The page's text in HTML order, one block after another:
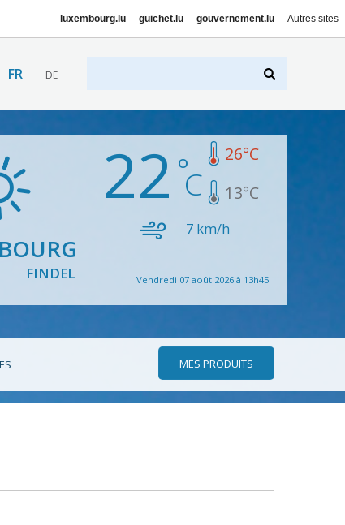
luxembourg.lu guichet.lu gouvernement.lu Autres sites
FR DE
FINDEL
22 26°C
13°C
7 km/h
Vendredi 07 août 2026 à 13h45
MES PRODUITS